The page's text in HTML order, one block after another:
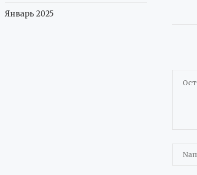
Январь 2025